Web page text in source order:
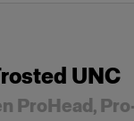
UNC
ProHead,